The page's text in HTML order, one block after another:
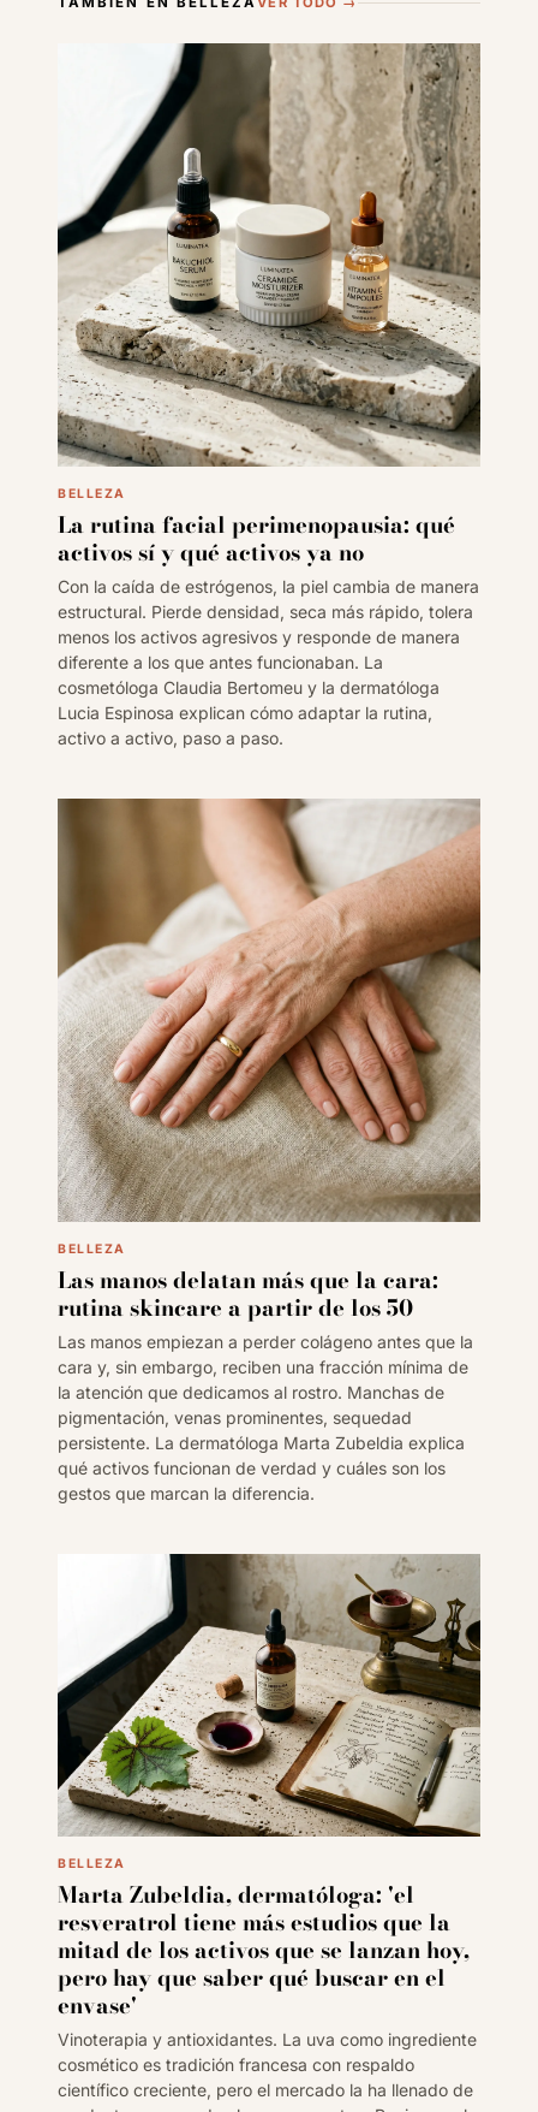
BELLEZA
La rutina facial perimenopausia: qué
activos sí y qué activos ya no
Con la caída de estrógenos, la piel cambia de manera
estructural. Pierde densidad, seca más rápido, tolera
menos los activos agresivos y responde de manera
diferente a los que antes funcionaban. La
cosmetóloga Claudia Bertomeu y la dermatóloga
Lucia Espinosa explican cómo adaptar la rutina,
activo a activo, paso a paso.
BELLEZA
Las manos delatan más que la cara:
rutina skincare a partir de los 50
Las manos empiezan a perder colágeno antes que la
cara y, sin embargo, reciben una fracción mínima de
la atención que dedicamos al rostro. Manchas de
pigmentación, venas prominentes, sequedad
persistente. La dermatóloga Marta Zubeldia explica
qué activos funcionan de verdad y cuáles son los
gestos que marcan la diferencia.
BELLEZA
Marta Zubeldia, dermatóloga: 'el
resveratrol tiene más estudios que la
mitad de los activos que se lanzan hoy,
pero hay que saber qué buscar en el
envase'
Vinoterapia y antioxidantes. La uva como ingrediente
cosmético es tradición francesa con respaldo
científico creciente, pero el mercado la ha llenado de